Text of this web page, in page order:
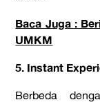
Baca Juga :
UMKM
5. Instant
Berbeda